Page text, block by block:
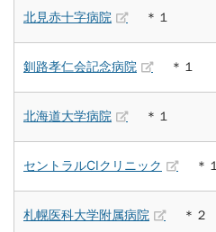
北見赤十字病院 ＊１
釧路孝仁会記念病院 ＊１
北海道大学病院 ＊１
セントラルCIクリニック ＊１
札幌医科大学附属病院 ＊２